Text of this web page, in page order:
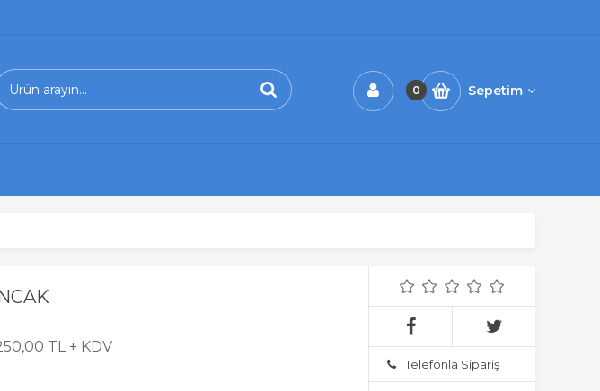
0 Sepetim
TL + KDV
Telefonla Sipariş